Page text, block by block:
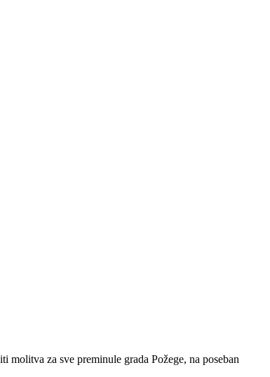
za sve preminule grada Požege, na poseban